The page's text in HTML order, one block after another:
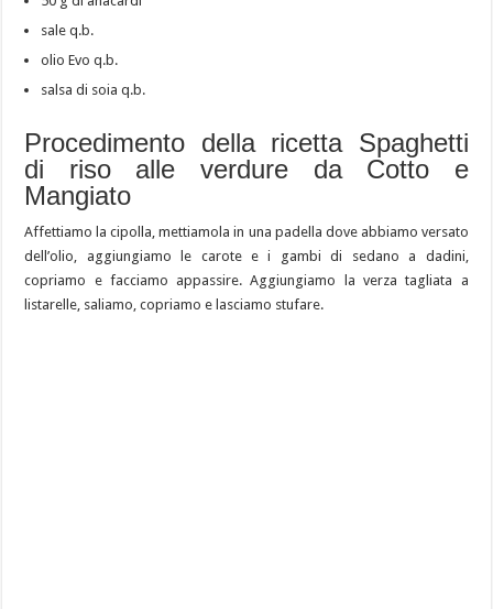
sale q.b.
olio Evo q.b.
salsa di soia q.b.
Procedimento della ricetta Spaghetti
di riso alle verdure da Cotto e
Mangiato
Affettiamo la cipolla, mettiamola in una padella dove abbiamo versato
dell’olio, aggiungiamo le carote e i gambi di sedano a dadini,
copriamo e facciamo appassire. Aggiungiamo la verza tagliata a
listarelle, saliamo, copriamo e lasciamo stufare.